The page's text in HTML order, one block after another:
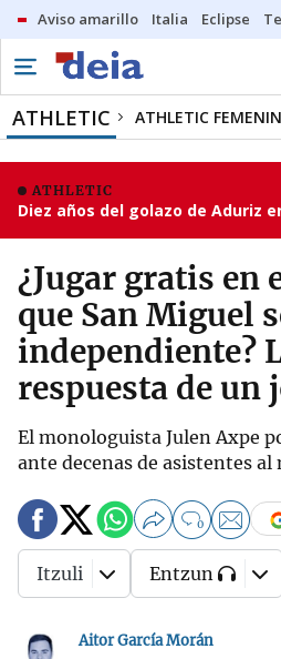
Aviso amarillo Italia Eclipse
ATHLETIC ATHLETIC
ATHLETIC
Diez años del golazo de Aduriz
¿Jugar gratis en
que San Miguel
independiente?
respuesta de un
El monologuista Julen Axpe
ante decenas de asistentes al
Aitor García Morán
0
Itzuli Entzun